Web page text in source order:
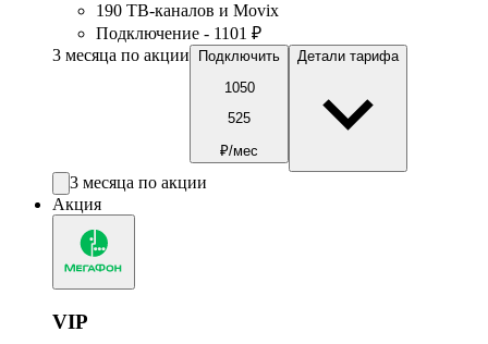
190 ТВ-каналов и Movix
Подключение - 1101 ₽
3 месяца по акции
Подключить
1050
525
₽/мес
Детали тарифа
3 месяца по акции
Акция
VIP